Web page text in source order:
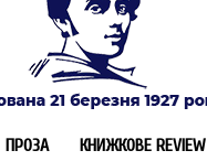
ПРОЗА КНИЖКОВЕ REVIEW